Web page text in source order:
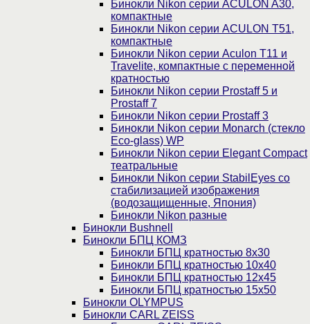
Бинокли Nikon серии ACULON A30,
компактные
Бинокли Nikon серии ACULON Т51,
компактные
Бинокли Nikon серии Aculon T11 и
Travelite, компактные с переменной
кратностью
Бинокли Nikon серии Prostaff 5 и
Prostaff 7
Бинокли Nikon серии Prostaff 3
Бинокли Nikon серии Monarch (стекло
Eco-glass) WP
Бинокли Nikon серии Elegant Compact
театральные
Бинокли Nikon серии StabilEyes со
стабилизацией изображения
(водозащищенные, Япония)
Бинокли Nikon разные
Бинокли Bushnell
Бинокли БПЦ КОМЗ
Бинокли БПЦ кратностью 8х30
Бинокли БПЦ кратностью 10х40
Бинокли БПЦ кратностью 12х45
Бинокли БПЦ кратностью 15х50
Бинокли OLYMPUS
Бинокли CARL ZEISS